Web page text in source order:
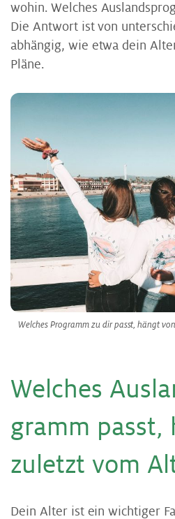
wohin. Welches
Die Antwort ist von
abhängig, wie etwa dein
Pläne.
Welches Programm zu dir passt, hängt
Wel­ches
gramm passt,
zu­letzt vom
Dein Alter ist ein wichtiger